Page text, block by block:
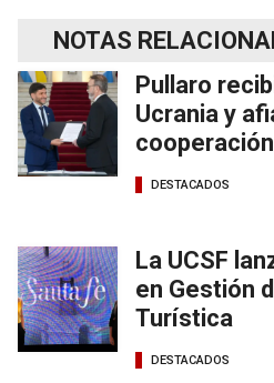
NOTAS
Pullaro
Ucrania y
DESTACADOS
La UCSF
en Gestión
Turística
DESTACADOS